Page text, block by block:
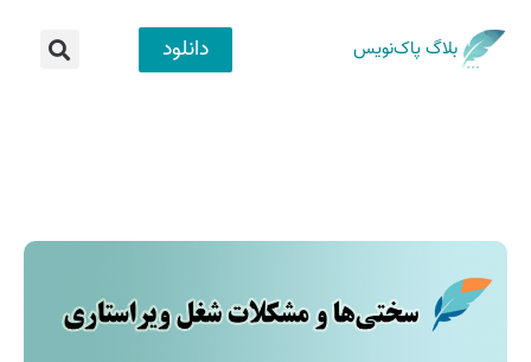
بلاگ پاک‌نویس دانلود